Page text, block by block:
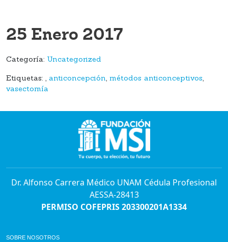
25 Enero 2017
Categoría: Uncategorized
Etiquetas: , anticoncepción, métodos anticonceptivos,
vasectomía
Dr. Alfonso Carrera Médico UNAM Cédula Profesional
AESSA-28413
PERMISO COFEPRIS 203300201A1334
SOBRE NOSOTROS